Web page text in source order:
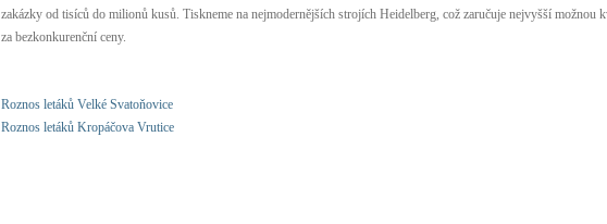
zakázky od tisíců do milionů kusů. Tiskneme na nejmodernějších strojích Heidelberg, což zaručuje nejvyšší možnou
za bezkonkurenční ceny.
Roznos letáků Velké Svatoňovice
Roznos letáků Kropáčova Vrutice